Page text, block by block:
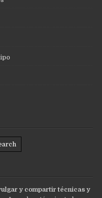
y compartir técnicas y